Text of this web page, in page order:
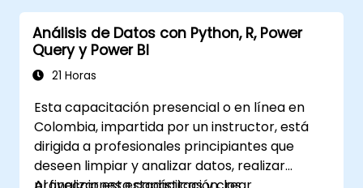
Análisis de Datos con Python, R, Power
Query y Power BI
21 Horas
Esta capacitación presencial o en línea en
Colombia, impartida por un instructor, está
dirigida a profesionales principiantes que
deseen limpiar y analizar datos, realizar